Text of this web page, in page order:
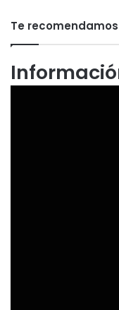
Te recomendamos